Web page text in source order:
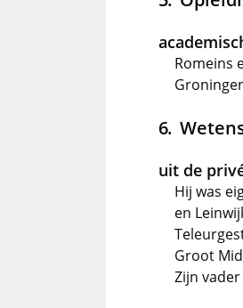
Romeins
uit de
Hij was
en
Groot
Zijn